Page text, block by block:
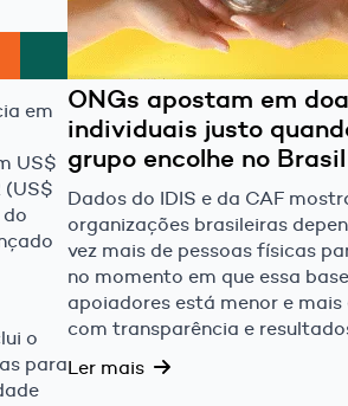
em
US$
(US$
o
para
ONGs apostam em
individuais justo
grupo encolhe no Brasil
Dados do IDIS e da CAF
organizações brasileiras
vez mais de pessoas físicas
no momento em que essa
apoiadores está menor e mais
com transparência e
Ler mais